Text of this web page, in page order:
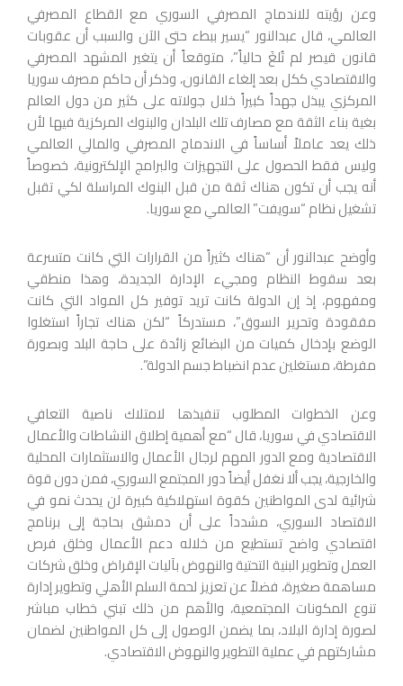
وعن رؤيته للاندماج المصرفي السوري مع القطاع المصرفي
العالمي، قال عبدالنور “يسير ببطء حتى الآن والسبب أن عقوبات
قانون قيصر لم تُلغَ حالياً”، متوقعاً أن يتغير المشهد المصرفي
والاقتصادي ككل بعد إلغاء القانون، وذكر أن حاكم مصرف سوريا
المركزي يبذل جهداً كبيراً خلال جولاته على كثير من دول العالم
بغية بناء الثقة مع مصارف تلك البلدان والبنوك المركزية فيها لأن
ذلك يعد عاملاً أساساً في الاندماج المصرفي والمالي العالمي
وليس فقط الحصول على التجهيزات والبرامج الإلكترونية، خصوصاً
أنه يجب أن تكون هناك ثقة من قبل البنوك المراسلة لكي تقبل
تشغيل نظام “سويفت” العالمي مع سوريا.
وأوضح عبدالنور أن “هناك كثيراً من القرارات التي كانت متسرعة
بعد سقوط النظام ومجيء الإدارة الجديدة، وهذا منطقي
ومفهوم، إذ إن الدولة كانت تريد توفير كل المواد التي كانت
مفقودة وتحرير السوق”، مستدركاً “لكن هناك تجاراً استغلوا
الوضع بإدخال كميات من البضائع زائدة على حاجة البلد وبصورة
مفرطة، مستغلين عدم انضباط جسم الدولة”.
وعن الخطوات المطلوب تنفيذها لامتلاك ناصية التعافي
الاقتصادي في سوريا، قال “مع أهمية إطلاق النشاطات والأعمال
الاقتصادية ومع الدور المهم لرجال الأعمال والاستثمارات المحلية
والخارجية، يجب ألا نغفل أيضاً دور المجتمع السوري، فمن دون قوة
شرائية لدى المواطنين كقوة استهلاكية كبيرة لن يحدث نمو في
الاقتصاد السوري، مشدداً على أن دمشق بحاجة إلى برنامج
اقتصادي واضح تستطيع من خلاله دعم الأعمال وخلق فرص
العمل وتطوير البنية التحتية والنهوض بآليات الإقراض وخلق شركات
مساهمة صغيرة، فضلاً عن تعزيز لحمة السلم الأهلي وتطوير إدارة
تنوع المكونات المجتمعية، والأهم من ذلك تبني خطاب مباشر
لصورة إدارة البلاد، بما يضمن الوصول إلى كل المواطنين لضمان
مشاركتهم في عملية التطوير والنهوض الاقتصادي.